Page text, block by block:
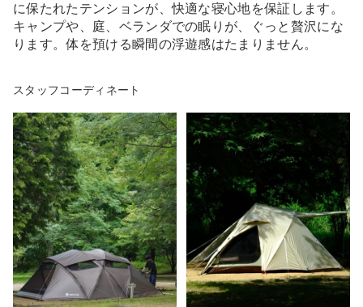
に保たれたテンションが、快適な寝心地を保証します。
キャンプや、庭、ベランダでの眠りが、ぐっと贅沢にな
ります。体を預ける瞬間の浮遊感はたまりません。
スタッフコーディネート